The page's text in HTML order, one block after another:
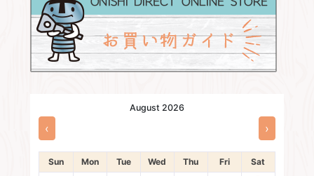
August 2026
‹ ›
Sun Mon Tue Wed Thu Fri
Sat